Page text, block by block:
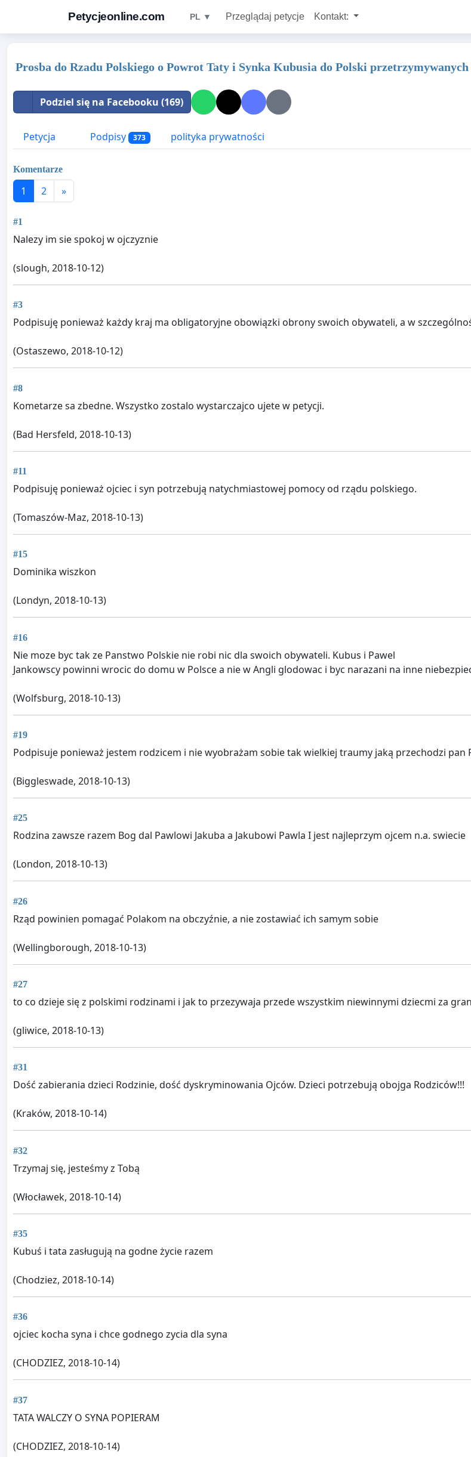
Petycjeonline.com PL ▼ Przeglądaj petycje Kontakt:
Prosba do Rzadu Polskiego o Powrot Taty i Synka Kubusia do Polski
Podziel się na Facebooku (169)
Petycja Podpisy 373 polityka prywatności
Komentarze
1 2 »
#1
Nalezy im sie spokoj w ojczyznie
(slough, 2018-10-12)
#3
Podpisuję ponieważ każdy kraj ma obligatoryjne obowiązki obrony swoich obywateli, a w
(Ostaszewo, 2018-10-12)
#8
Kometarze sa zbedne. Wszystko zostalo wystarczajco ujete w petycji.
(Bad Hersfeld, 2018-10-13)
#11
Podpisuję ponieważ ojciec i syn potrzebują natychmiastowej pomocy od rządu polskiego.
(Tomaszów-Maz, 2018-10-13)
#15
Dominika wiszkon
(Londyn, 2018-10-13)
#16
Nie moze byc tak ze Panstwo Polskie nie robi nic dla swoich obywateli. Kubus i Pawel
Jankowscy powinni wrocic do domu w Polsce a nie w Angli glodowac i byc narazani na inne
(Wolfsburg, 2018-10-13)
#19
Podpisuje ponieważ jestem rodzicem i nie wyobrażam sobie tak wielkiej traumy jaką przechodzi pan
(Biggleswade, 2018-10-13)
#25
Rodzina zawsze razem Bog dal Pawlowi Jakuba a Jakubowi Pawla I jest najleprzym ojcem n.a. swiecie
(London, 2018-10-13)
#26
Rząd powinien pomagać Polakom na obczyźnie, a nie zostawiać ich samym sobie
(Wellingborough, 2018-10-13)
#27
to co dzieje się z polskimi rodzinami i jak to przezywaja przede wszystkim niewinnymi dziecmi za
(gliwice, 2018-10-13)
#31
Dość zabierania dzieci Rodzinie, dość dyskryminowania Ojców. Dzieci potrzebują obojga Rodziców!!!
(Kraków, 2018-10-14)
#32
Trzymaj się, jesteśmy z Tobą
(Włocławek, 2018-10-14)
#35
Kubuś i tata zasługują na godne życie razem
(Chodziez, 2018-10-14)
#36
ojciec kocha syna i chce godnego zycia dla syna
(CHODZIEZ, 2018-10-14)
#37
TATA WALCZY O SYNA POPIERAM
(CHODZIEZ, 2018-10-14)